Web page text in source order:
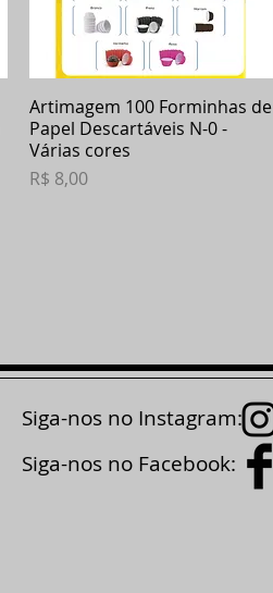
Visualização rápida
Artimagem 100 Forminhas de
Papel Descartáveis N-0 -
Várias cores
Preço
R$ 8,00
Siga-nos no Instagram:
Siga-nos no Facebook: